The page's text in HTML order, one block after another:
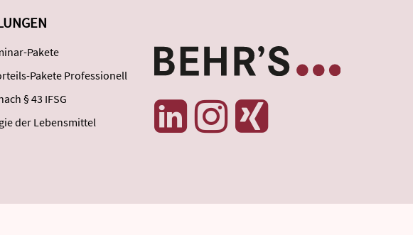
Pakete
Pakete Professionell
§ 43 IFSG
der Lebensmittel